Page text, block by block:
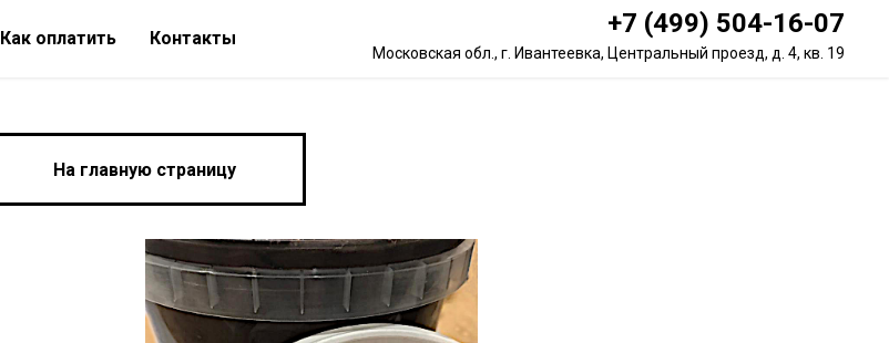
Как оплатить Контакты +7 (499) 504-16-07
Московская обл., г. Ивантеевка, Центральный проезд, д. 4, кв. 19
На главную страницу